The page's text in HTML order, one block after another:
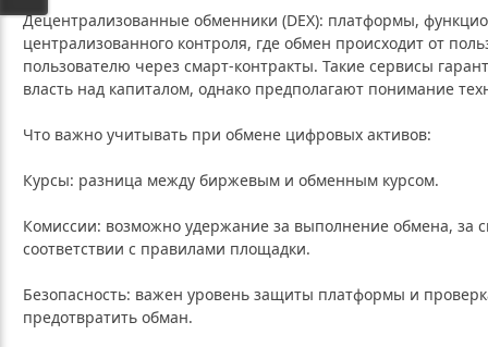
Децентрализованные обменники (DEX): платформы,
централизованного контроля, где обмен происходит от
пользователю через смарт‑контракты. Такие сервисы
власть над капиталом, однако предполагают понимание
Что важно учитывать при обмене цифровых активов:
Курсы: разница между биржевым и обменным курсом.
Комиссии: возможно удержание за выполнение обмена, за
соответствии с правилами площадки.
Безопасность: важен уровень защиты платформы и
предотвратить обман.